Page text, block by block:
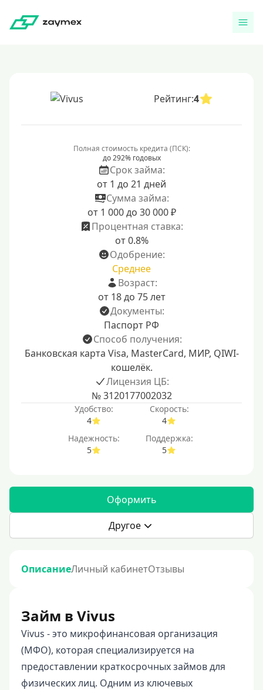
Рейтинг:4
Полная стоимость кредита (ПСК):
до 292% годовых
Срок займа:
от 1 до 21 дней
Сумма займа:
от 1 000 до 30 000 ₽
Процентная ставка:
от 0.8%
Одобрение:
Среднее
Возраст:
от 18 до 75 лет
Документы:
Паспорт РФ
Способ получения:
Банковская карта Visa, MasterCard, МИР, QIWI-
кошелёк.
Лицензия ЦБ:
№ 3120177002032
Удобство:
4
Скорость:
4
Надежность:
5
Поддержка:
5
Оформить
Другое
ОписаниеЛичный кабинетОтзывы
Займ в Vivus
Vivus - это микрофинансовая организация
(МФО), которая специализируется на
предоставлении краткосрочных займов для
физических лиц. Одним из ключевых